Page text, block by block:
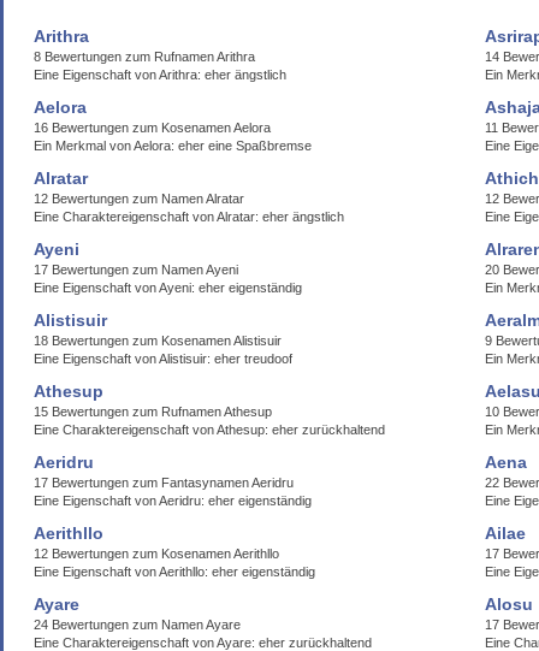
Arithra
8 Bewertungen zum Rufnamen Arithra
Eine Eigenschaft von Arithra: eher ängstlich
14
Ein
Aelora
16 Bewertungen zum Kosenamen Aelora
Ein Merkmal von Aelora: eher eine Spaßbremse
11
Eine
Alratar
12 Bewertungen zum Namen Alratar
Eine Charaktereigenschaft von Alratar: eher ängstlich
12
Eine
Ayeni
17 Bewertungen zum Namen Ayeni
Eine Eigenschaft von Ayeni: eher eigenständig
20
Ein
Alistisuir
18 Bewertungen zum Kosenamen Alistisuir
Eine Eigenschaft von Alistisuir: eher treudoof
9
Ein
Athesup
15 Bewertungen zum Rufnamen Athesup
Eine Charaktereigenschaft von Athesup: eher zurückhaltend
10
Ein
Aeridru
17 Bewertungen zum Fantasynamen Aeridru
Eine Eigenschaft von Aeridru: eher eigenständig
Aena
22
Eine
Aerithllo
12 Bewertungen zum Kosenamen Aerithllo
Eine Eigenschaft von Aerithllo: eher eigenständig
Ailae
17
Eine
Ayare
24 Bewertungen zum Namen Ayare
Eine Charaktereigenschaft von Ayare: eher zurückhaltend
Alosu
17
Eine